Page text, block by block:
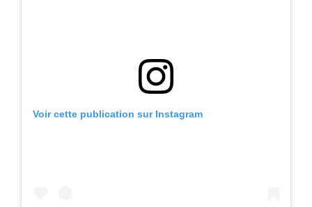
Voir cette publication sur Instagram